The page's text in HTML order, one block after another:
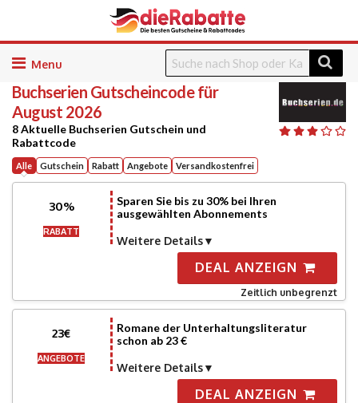
Skip
content
Buchserien Gutscheincode für
August 2026
8 Aktuelle Buchserien Gutschein und
Rabattcode
Alle Gutschein Rabatt Angebote Versandkostenfrei
30%
RABATT
Sparen Sie bis zu 30% bei Ihren
ausgewählten Abonnements
Weitere Details
DEAL ANZEIGN
Zeitlich unbegrenzt
23€
ANGEBOTE
Romane der Unterhaltungsliteratur
schon ab 23 €
Weitere Details
DEAL ANZEIGN